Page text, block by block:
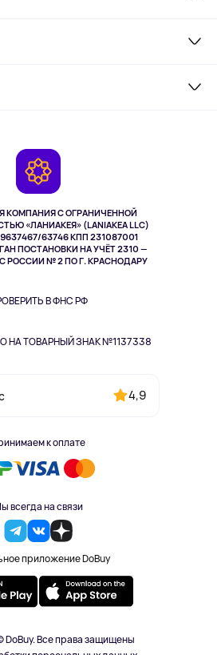
КОМПАНИЯ С ОГРАНИЧЕННОЙ
«ЛАНИАКЕЯ» (LANIAKEA LLC)
63746 КПП 231087001
ПОСТАНОВКИ НА УЧЁТ 2310 —
РОССИИ № 2 ПО Г. КРАСНОДАРУ
В ФНС РФ
НА ТОВАРНЫЙ ЗНАК №1137338
4,9
к оплате
всегда на связи
приложение DoBuy
Все права защищены